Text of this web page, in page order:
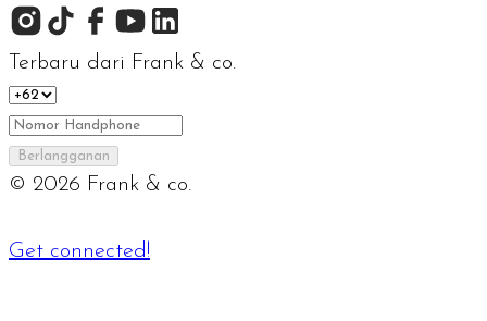
Terbaru dari Frank & co.
Berlangganan
© 2026 Frank & co.
Get connected!